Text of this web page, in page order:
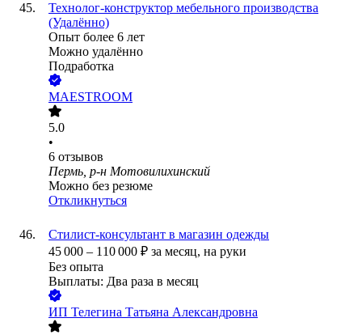
Технолог-конструктор мебельного производства
(Удалённо)
Опыт более 6 лет
Можно удалённо
Подработка
MAESTROOM
5.0
•
6 отзывов
Пермь, р-н Мотовилихинский
Можно без резюме
Откликнуться
Стилист-консультант в магазин одежды
45 000 – 110 000 ₽ за месяц, на руки
Без опыта
Выплаты: Два раза в месяц
ИП Телегина Татьяна Александровна